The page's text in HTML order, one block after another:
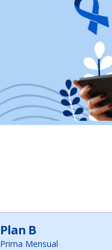
Plan B
Prima Mensual